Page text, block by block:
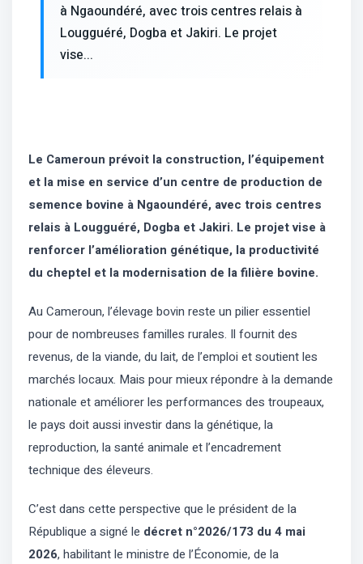
à Ngaoundéré, avec trois centres relais à
Lougguéré, Dogba et Jakiri. Le projet
vise...
Le Cameroun prévoit la construction, l’équipement
et la mise en service d’un centre de production de
semence bovine à Ngaoundéré, avec trois centres
relais à Lougguéré, Dogba et Jakiri. Le projet vise à
renforcer l’amélioration génétique, la productivité
du cheptel et la modernisation de la filière bovine.
Au Cameroun, l’élevage bovin reste un pilier essentiel
pour de nombreuses familles rurales. Il fournit des
revenus, de la viande, du lait, de l’emploi et soutient les
marchés locaux. Mais pour mieux répondre à la demande
nationale et améliorer les performances des troupeaux,
le pays doit aussi investir dans la génétique, la
reproduction, la santé animale et l’encadrement
technique des éleveurs.
C’est dans cette perspective que le président de la
République a signé le décret n°2026/173 du 4 mai
2026, habilitant le ministre de l’Économie, de la